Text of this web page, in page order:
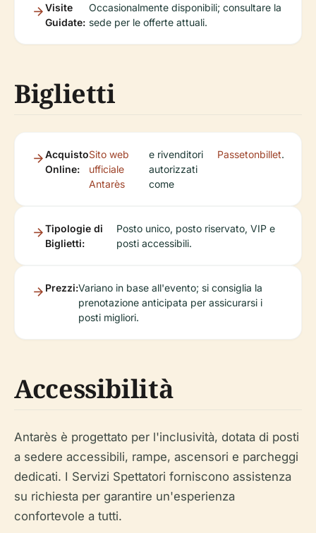
Visite
Guidate:
Occasionalmente disponibili; consultare la
sede per le offerte attuali.
Biglietti
Acquisto
Online:
Sito web
ufficiale
Antarès
e rivenditori
autorizzati
come
Passetonbillet.
Tipologie di
Biglietti:
Posto unico, posto riservato, VIP e
posti accessibili.
Prezzi:Variano in base all'evento; si consiglia la
prenotazione anticipata per assicurarsi i
posti migliori.
Accessibilità
Antarès è progettato per l'inclusività, dotata di posti
a sedere accessibili, rampe, ascensori e parcheggi
dedicati. I Servizi Spettatori forniscono assistenza
su richiesta per garantire un'esperienza
confortevole a tutti.